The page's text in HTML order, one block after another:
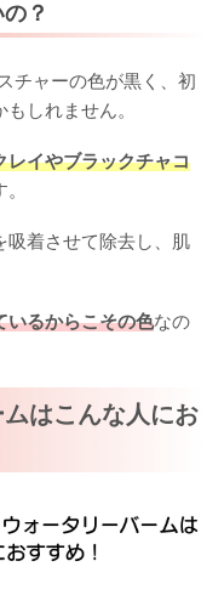
？
チャーの色が黒く、初
しれません。
レイやブラックチャコ
吸着させて除去し、肌
いるからこその色なの
はこんな人にお